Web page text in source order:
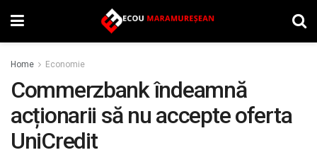
Home Economie
Commerzbank îndeamnă
acționarii să nu accepte oferta
UniCredit